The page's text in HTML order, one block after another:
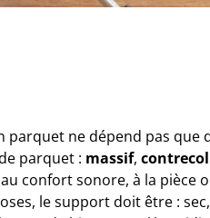
parquet ne dépend pas
parquet : massif,
confort sonore, à la pièce
le support doit être :